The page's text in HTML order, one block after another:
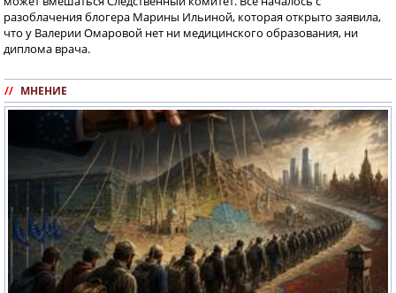
разоблачения блогера Марины Ильиной, которая открыто заявила,
что у Валерии Омаровой нет ни медицинского образования, ни
диплома врача.
// МНЕНИЕ